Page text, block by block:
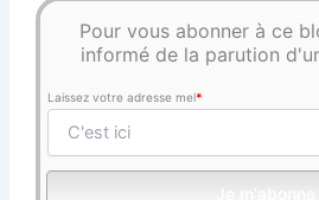
Pour vous abonner à ce
informé de la parution
Laissez votre adresse mel*